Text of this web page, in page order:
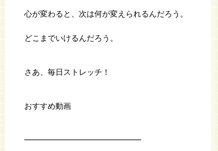
心が変わると、次は何が変えられるんだろう。
どこまでいけるんだろう。
さあ、毎日ストレッチ！
おすすめ動画
━━━━━━━━━━━━━━━